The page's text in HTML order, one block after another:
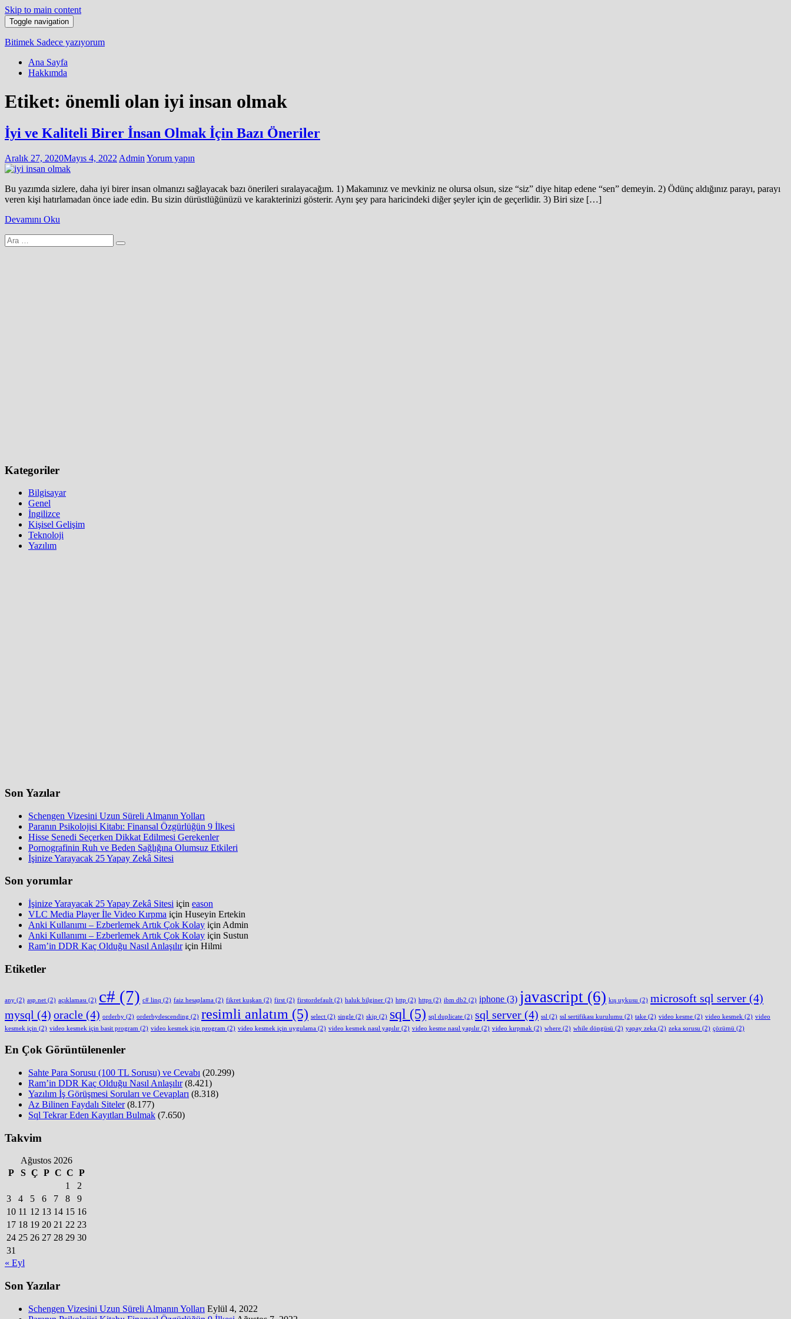
Skip to main content
Toggle navigation
Bitimek Sadece yazıyorum
Ana Sayfa
Hakkımda
Etiket: önemli olan iyi insan olmak
İyi ve Kaliteli Birer İnsan Olmak İçin Bazı Öneriler
Aralık 27, 2020Mayıs 4, 2022 Admin Yorum yapın
Bu yazımda sizlere, daha iyi birer insan olmanızı sağlayacak bazı önerileri sıralayacağım. 1) Makamınız ve mevkiniz ne olursa olsun, size “siz” diye hitap edene “sen” demeyin. 2) Ödünç aldığınız parayı, parayı
veren kişi hatırlamadan önce iade edin. Bu sizin dürüstlüğünüzü ve karakterinizi gösterir. Aynı şey para haricindeki diğer şeyler için de geçerlidir. 3) Biri size […]
Devamını Oku
Arama
yap:
Kategoriler
Bilgisayar
Genel
İngilizce
Kişisel Gelişim
Teknoloji
Yazılım
Son Yazılar
Schengen Vizesini Uzun Süreli Almanın Yolları
Paranın Psikolojisi Kitabı: Finansal Özgürlüğün 9 İlkesi
Hisse Senedi Seçerken Dikkat Edilmesi Gerekenler
Pornografinin Ruh ve Beden Sağlığına Olumsuz Etkileri
İşinize Yarayacak 25 Yapay Zekâ Sitesi
Son yorumlar
İşinize Yarayacak 25 Yapay Zekâ Sitesi için eason
VLC Media Player İle Video Kırpma için Huseyin Ertekin
Anki Kullanımı – Ezberlemek Artık Çok Kolay için Admin
Anki Kullanımı – Ezberlemek Artık Çok Kolay için Sustun
Ram’in DDR Kaç Olduğu Nasıl Anlaşılıriçin Hilmi
Etiketler
any (2) asp.net (2) açıklaması (2) c# (7) c# linq (2) faiz hesaplama (2) fikret kuşkan (2) first (2) firstordefault (2) haluk bilginer (2) http (2) https (2) ibm db2 (2) iphone (3) javascript (6) kış uykusu (2) microsoft sql server (4)
mysql (4) oracle (4) orderby (2) orderbydescending (2) resimli anlatım (5) select (2) single (2) skip (2) sql (5) sql duplicate (2) sql server (4) ssl (2) ssl sertifikası kurulumu (2) take (2) video kesme (2) video kesmek (2) video
kesmek için (2) video kesmek için basit program (2) video kesmek için program (2) video kesmek için uygulama (2) video kesmek nasıl yapılır (2) video kesme nasıl yapılır (2) video kırpmak (2) where (2) while döngüsü (2) yapay zeka (2) zeka sorusu (2) çözümü (2)
En Çok Görüntülenenler
Sahte Para Sorusu (100 TL Sorusu) ve Cevabı (20.299)
Ram’in DDR Kaç Olduğu Nasıl Anlaşılır (8.421)
Yazılım İş Görüşmesi Soruları ve Cevapları (8.318)
Az Bilinen Faydalı Siteler (8.177)
Sql Tekrar Eden Kayıtları Bulmak (7.650)
Takvim
Ağustos 2026
P
S Ç P C C P
1
2
3
4 5 6 7 8
9
10 11 12 13 14 15 16
17 18 19 20 21 22 23
24 25 26 27 28 29 30
31
« Eyl
Son Yazılar
Schengen Vizesini Uzun Süreli Almanın Yolları Eylül 4, 2022